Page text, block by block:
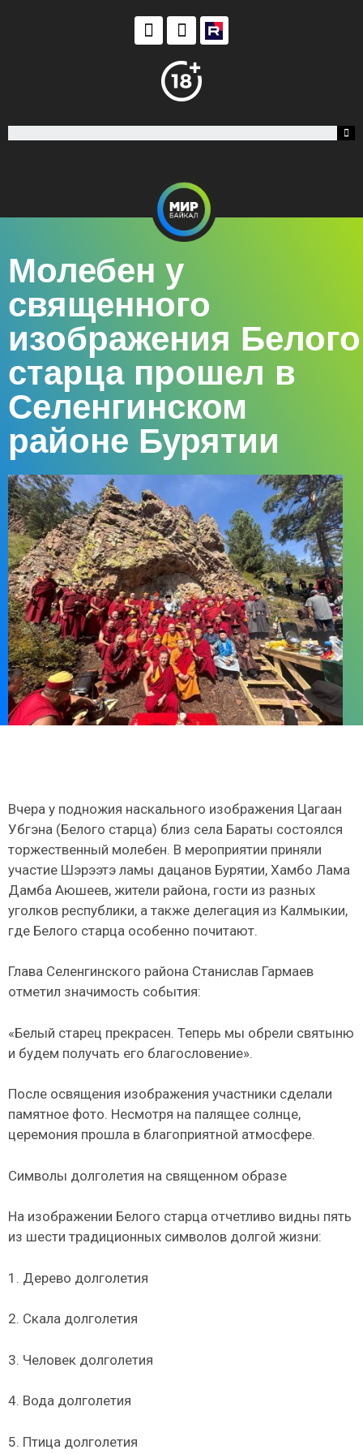
Молебен у
священного
изображения Белого
старца прошел в
Селенгинском
районе Бурятии
Вчера у подножия наскального изображения Цагаан
Убгэна (Белого старца) близ села Бараты состоялся
торжественный молебен. В мероприятии приняли
участие Шэрээтэ ламы дацанов Бурятии, Хамбо Лама
Дамба Аюшеев, жители района, гости из разных
уголков республики, а также делегация из Калмыкии,
где Белого старца особенно почитают.
Глава Селенгинского района Станислав Гармаев
отметил значимость события:
«Белый старец прекрасен. Теперь мы обрели святыню
и будем получать его благословение».
После освящения изображения участники сделали
памятное фото. Несмотря на палящее солнце,
церемония прошла в благоприятной атмосфере.
Символы долголетия на священном образе
На изображении Белого старца отчетливо видны пять
из шести традиционных символов долгой жизни:
1. Дерево долголетия
2. Скала долголетия
3. Человек долголетия
4. Вода долголетия
5. Птица долголетия